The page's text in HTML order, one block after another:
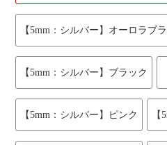
【5mm：シルバー】オーロラブ
【5mm：シルバー】ブラック
【5mm：シルバー】ピンク